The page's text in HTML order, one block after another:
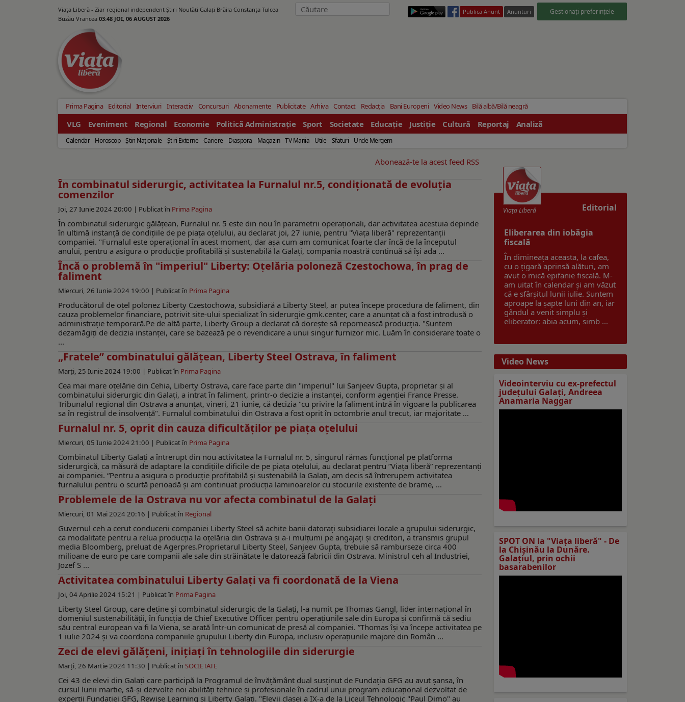
Viața Liberă - Ziar regional independent Știri Noutăți Galaţi Brăila Constanţa Tulcea
Buzău Vrancea 03:48 JOI, 06 AUGUST 2026
Publica Anunt Anunturi Gestionați preferințele
Prima Pagina Editorial Interviuri Interactiv Concursuri Abonamente Publicitate Arhiva Contact Redacția Bani Europeni Video News Bilă albă/Bilă neagră
VLG Eveniment Regional Economie Politică Administrație Sport Societate Educație Justiție Cultură Reportaj Analiză
Calendar Horoscop Ştiri Naţionale Ştiri Externe Cariere Diaspora Magazin TV Mania Utile Sfaturi Unde Mergem
Abonează-te la acest feed RSS
În combinatul siderurgic, activitatea la Furnalul nr.5, condiționată de evoluția
comenzilor
Joi, 27 Iunie 2024 20:00 | Publicat în Prima Pagina
În combinatul siderurgic gălăţean, Furnalul nr. 5 este din nou în parametrii operaționali, dar activitatea acestuia depinde
în ultimă instanță de condițiile de pe piața oțelului, au declarat joi, 27 iunie, pentru "Viața liberă" reprezentanții
companiei. "Furnalul este operațional în acest moment, dar așa cum am comunicat foarte clar încă de la începutul
anului, pentru a asigura o producție profitabilă și sustenabilă la Galați, compania noastră continuă să își ada ...
Încă o problemă în "imperiul" Liberty: Oţelăria poloneză Czestochowa, în prag de
faliment
Miercuri, 26 Iunie 2024 19:00 | Publicat în Prima Pagina
Producătorul de oțel polonez Liberty Czestochowa, subsidiară a Liberty Steel, ar putea începe procedura de faliment, din
cauza problemelor financiare, potrivit site-ului specializat în siderurgie gmk.center, care a anunţat că a fost introdusă o
administrație temporară.Pe de altă parte, Liberty Group a declarat că doreşte să repornească producția. "Suntem
dezamăgiți de decizia instanței, care se bazează pe o revendicare a unui singur furnizor mic. Luăm în considerare toate o
...
„Fratele” combinatului gălăţean, Liberty Steel Ostrava, în faliment
Marți, 25 Iunie 2024 19:00 | Publicat în Prima Pagina
Cea mai mare oțelărie din Cehia, Liberty Ostrava, care face parte din "imperiul" lui Sanjeev Gupta, proprietar şi al
combinatului siderurgic din Galaţi, a intrat în faliment, printr-o decizie a instanţei, conform agenţiei France Presse.
Tribunalul regional din Ostrava a anunțat, vineri, 21 iunie, că decizia "cu privire la faliment intră în vigoare la publicarea
sa în registrul de insolvență". Furnalul combinatului din Ostrava a fost oprit în octombrie anul trecut, iar majoritate ...
Furnalul nr. 5, oprit din cauza dificultăților pe piața oțelului
Miercuri, 05 Iunie 2024 21:00 | Publicat în Prima Pagina
Combinatul Liberty Galați a întrerupt din nou activitatea la Furnalul nr. 5, singurul rămas funcțional pe platforma
siderurgică, ca măsură de adaptare la condițiile dificile de pe piața oțelului, au declarat pentru ”Viața liberă” reprezentanți
ai companiei. “Pentru a asigura o producție profitabilă și sustenabilă la Galați, am decis să întrerupem activitatea
furnalului pentru o scurtă perioadă și am continuat producția laminoarelor cu stocurile existente de brame, ...
Problemele de la Ostrava nu vor afecta combinatul de la Galaţi
Miercuri, 01 Mai 2024 20:16 | Publicat în Regional
Guvernul ceh a cerut conducerii companiei Liberty Steel să achite banii datoraţi subsidiarei locale a grupului siderurgic,
ca modalitate pentru a relua producţia la oţelăria din Ostrava şi a-i mulţumi pe angajaţi şi creditori, a transmis grupul
media Bloomberg, preluat de Agerpres.Proprietarul Liberty Steel, Sanjeev Gupta, trebuie să ramburseze circa 400
milioane de euro pe care companii ale sale din străinătate le datorează fabricii din Ostrava. Ministrul ceh al Industriei,
Jozef S ...
Activitatea combinatului Liberty Galați va fi coordonată de la Viena
Joi, 04 Aprilie 2024 15:21 | Publicat în Prima Pagina
Liberty Steel Group, care deţine şi combinatul siderurgic de la Galaţi, l-a numit pe Thomas Gangl, lider internațional în
domeniul sustenabilității, în funcția de Chief Executive Officer pentru operațiunile sale din Europa și confirmă că sediu
său central european va fi la Viena, se arată într-un comunicat de presă al companiei. ”Thomas își va începe activitatea pe
1 iulie 2024 și va coordona companiile grupului Liberty din Europa, inclusiv operațiunile majore din Român ...
Zeci de elevi gălățeni, inițiați în tehnologiile din siderurgie
Marți, 26 Martie 2024 11:30 | Publicat în SOCIETATE
Cei 43 de elevi din Galați care participă la Programul de învățământ dual susținut de Fundația GFG au avut șansa, în
cursul lunii martie, să-și dezvolte noi abilități tehnice și profesionale în cadrul unui program educațional dezvoltat de
experții Fundației GFG, Rewise Learning și Liberty Galați. "Elevii clasei a IX-a de la Liceul Tehnologic "Paul Dimo" au
Editorial
Viaţa Liberă
Eliberarea din iobăgia
fiscală
În dimineața aceasta, la cafea,
cu o țigară aprinsă alături, am
avut o mică epifanie fiscală. M-
am uitat în calendar și am văzut
că e sfârșitul lunii iulie. Suntem
aproape la șapte luni din an, iar
gândul a venit simplu și
eliberator: abia acum, simb ...
Video News
Videointerviu cu ex-prefectul
judeţului Galaţi, Andreea
Anamaria Naggar
SPOT ON la "Viaţa liberă" - De
la Chișinău la Dunăre.
Galațiul, prin ochii
basarabenilor